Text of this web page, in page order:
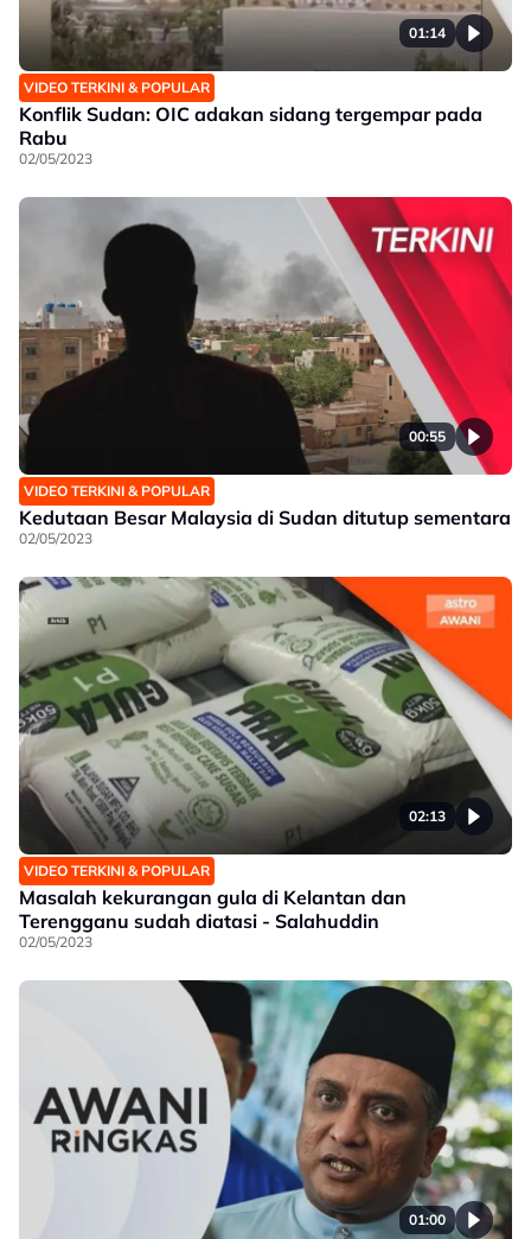
01:14
VIDEO TERKINI & POPULAR
Konflik Sudan: OIC adakan sidang tergempar pada
Rabu
02/05/2023
00:55
VIDEO TERKINI & POPULAR
Kedutaan Besar Malaysia di Sudan ditutup sementara
02/05/2023
02:13
VIDEO TERKINI & POPULAR
Masalah kekurangan gula di Kelantan dan
Terengganu sudah diatasi - Salahuddin
02/05/2023
01:00